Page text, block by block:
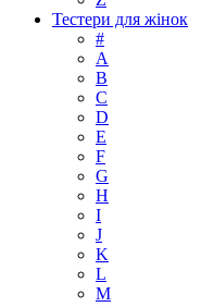
Тестери для жінок
#
A
B
C
D
E
F
G
H
I
J
K
L
M